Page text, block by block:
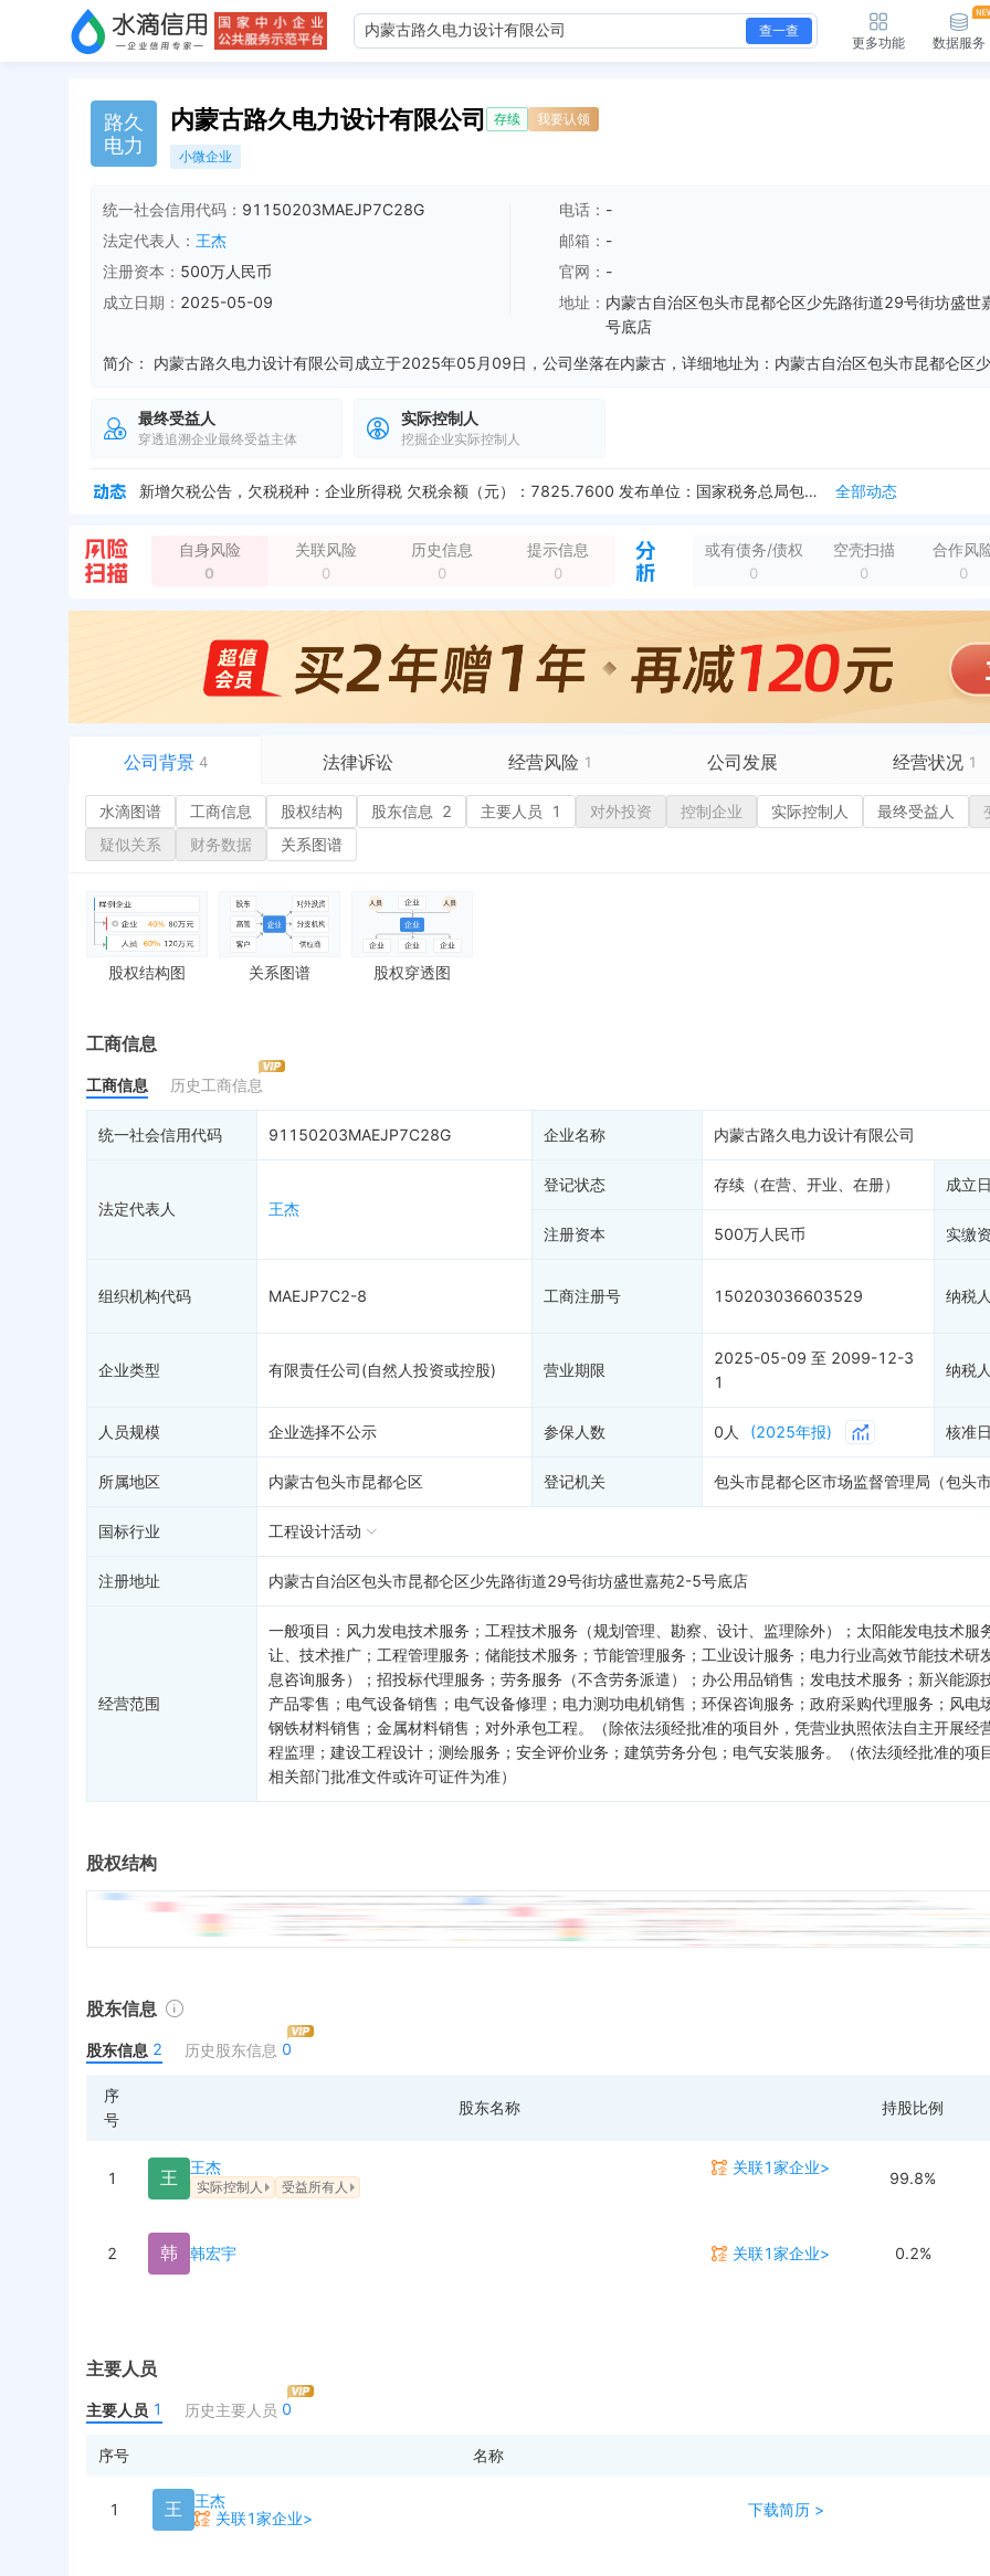
查一查
更多功能 数据服务
路久
电力
内蒙古路久电力设计有限公司 存续 我要认领
小微企业
统一社会信用代码： 91150203MAEJP7C28G
法定代表人： 王杰
注册资本： 500万人民币
成立日期： 2025-05-09
电话： -
邮箱： -
官网： -
地址： 内蒙古自治区包头市昆都仑区少先路街道29号街坊盛世
号底店
简介：
最终受益人
穿透追溯企业最终受益主体
实际控制人
挖掘企业实际控制人
新增欠税公告，欠税税种：企业所得税 欠税余额（元）：7825.7600 发布单位：国家税务总局包头市昆都仑区税务局
全部动态
自身风险
0
关联风险
0
历史信息
0
提示信息
0
或有债务/债权
0
空壳扫描
0
合作风
0
公司背景 4 法律诉讼 经营风险 1 公司发展 经营状况 1
水滴图谱
工商信息
股东信息
主要人员 1
对外投资
控制企业
最终受益人
企业年报
工商自主公示
财务数据
司法案件
立案信息
法院公告
裁判文书
送达公告
被执行人
终本案件
询价评估
司法协助
或有债务债权
注销备案
融资历史
招投标
信用评价
进出口信用
债券信息
地块公示
客户
水滴图谱 工商信息 股权结构 股东信息 2 主要人员 1 对外投资 控制企业 实际控制人 最终受益人
疑似关系
财务数据 关系图谱
股权结构图 关系图谱 股权穿透图
工商信息
工商信息 历史工商信息
统一社会信用代码 91150203MAEJP7C28G 企业名称 内蒙古路久电力设计有限公司
法定代表人 王杰
登记状态 存续（在营、开业、在册） 成立
注册资本 500万人民币 实缴
组织机构代码 MAEJP7C2-8 工商注册号 150203036603529 纳税
企业类型 有限责任公司(自然人投资或控股) 营业期限
2025-05-09 至 2099-12-3
1
纳税
人员规模 企业选择不公示 参保人数 0人 (2025年报) 核准
所属地区 内蒙古包头市昆都仑区 登记机关 包头市昆都仑区市场监督管理局（包头
国标行业 工程设计活动
注册地址 内蒙古自治区包头市昆都仑区少先路街道29号街坊盛世嘉苑2-5号底店
经营范围
一般项目：风力发电技术服务；工程技术服务（规划管理、勘察、设计、监理除外）；太阳能发电技术
让、技术推广；工程管理服务；储能技术服务；节能管理服务；工业设计服务；电力行业高效节能技术
息咨询服务）；招投标代理服务；劳务服务（不含劳务派遣）；办公用品销售；发电技术服务；新兴能
产品零售；电气设备销售；电气设备修理；电力测功电机销售；环保咨询服务；政府采购代理服务；风
钢铁材料销售；金属材料销售；对外承包工程。（除依法须经批准的项目外，凭营业执照依法自主开展
程监理；建设工程设计；测绘服务；安全评价业务；建筑劳务分包；电气安装服务。（依法须经批准的
相关部门批准文件或许可证件为准）
股权结构
股东信息
股东信息 2 历史股东信息 0
序
号
股东名称 持股比例
1 王
王杰 关联1家企业>
实际控制人 受益所有人 99.8%
2 韩 韩宏宇 关联1家企业> 0.2%
主要人员
主要人员 1 历史主要人员 0
序号 名称
1 王
王杰
关联1家企业>
下载简历 >